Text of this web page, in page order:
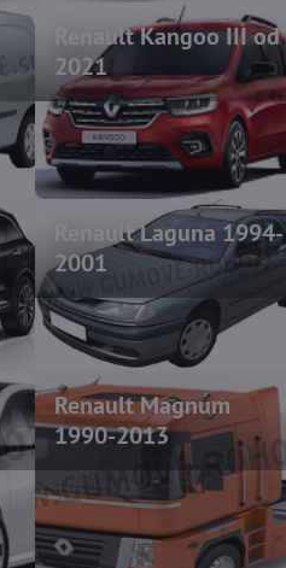
Renault Kangoo III od
2021
Renault Laguna 1994-
2001
Renault Magnum
1990-2013